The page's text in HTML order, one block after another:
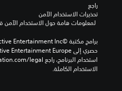
راجع
تحذيرات الاستخدام الآمن
الاستخدام الكاملة.